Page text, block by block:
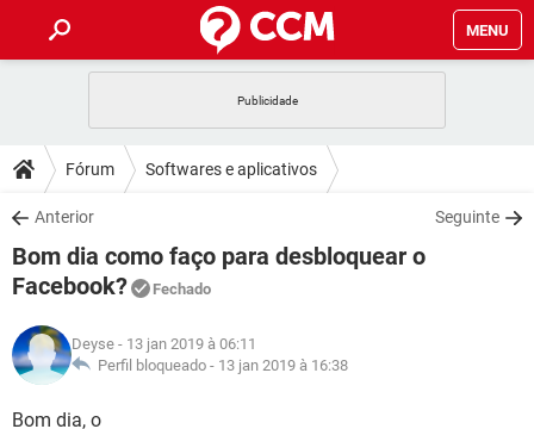
MENU
CELULAR FACEBOOK
OUTLOOK
INSTAGRAM GMAIL
GUIA DE COMPRAS
DICAS
JOGOS WHATSAPP
OUTLOOK
GUIA DE COMPRAS
DOWNLOADS
JOGOS WHATSAPP
CELULAR
OUTLOOK
INSTAGRAM
GUIA DE COMPRAS
FÓRUM
CELULAR FACEBOOK
GLOSSÁRIO
JOGOS
CELULAR
Fórum Softwares e aplicativos
Anterior Seguinte
Bom dia como faço para desbloquear o
Facebook?
Fechado
Deyse - 13 jan 2019 à 06:11
Perfil bloqueado - 13 jan 2019 à 16:38
Bom dia, o